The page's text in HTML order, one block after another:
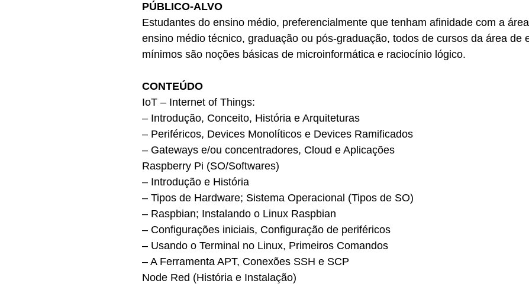
PÚBLICO-ALVO
Estudantes do ensino médio, preferencialmente que tenham afinidade com a
ensino médio técnico, graduação ou pós-graduação, todos de cursos da área de
mínimos são noções básicas de microinformática e raciocínio lógico.
CONTEÚDO
IoT – Internet of Things:
– Introdução, Conceito, História e Arquiteturas
– Periféricos, Devices Monolíticos e Devices Ramificados
– Gateways e/ou concentradores, Cloud e Aplicações
Raspberry Pi (SO/Softwares)
– Introdução e História
– Tipos de Hardware; Sistema Operacional (Tipos de SO)
– Raspbian; Instalando o Linux Raspbian
– Configurações iniciais, Configuração de periféricos
– Usando o Terminal no Linux, Primeiros Comandos
– A Ferramenta APT, Conexões SSH e SCP
Node Red (História e Instalação)